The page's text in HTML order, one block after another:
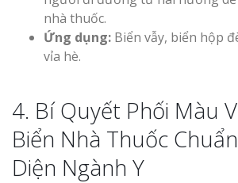
nhà thuốc.
Ứng dụng: Biển vẫy, biển hộp
vỉa hè.
4. Bí Quyết Phối Màu
Biển Nhà Thuốc
Diện Ngành Y